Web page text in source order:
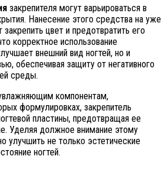
закрепителя могут варьироваться в
Нанесение этого средства на уже
цвет и предотвратить его
корректное использование
внешний вид ногтей, но и
обеспечивая защиту от негативного
среды.
компонентам,
формулировках, закрепитель
пластины, предотвращая ее
Уделяя должное внимание этому
улучшить не только эстетические
ногтей.